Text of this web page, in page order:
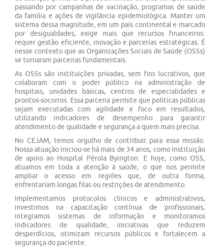
passando por campanhas de vacinação, programas de saúde
da família e ações de vigilância epidemiológica. Manter um
sistema dessa magnitude, em um país continental e marcado
por desigualdades, exige mais que recursos financeiros:
requer gestão eficiente, inovação e parcerias estratégicas. É
nesse contexto que as Organizações Sociais de Saúde (OSSs)
se tornaram parceiras fundamentais.
As OSSs são instituições privadas, sem fins lucrativos, que
colaboram com o poder público na administração de
hospitais, unidades básicas, centros de especialidades e
prontos-socorros. Essa parceria permite que políticas públicas
sejam executadas com agilidade e foco em resultados,
utilizando indicadores de desempenho para garantir
atendimento de qualidade e segurança a quem mais precisa.
No CEJAM, temos orgulho de contribuir para essa missão.
Nossa atuação iniciou-se há mais de 34 anos, como Instituição
de apoio ao Hospital Pérola Byington. E hoje, como OSS,
atuamos em toda a atenção à saúde, o que nos permite
ampliar o acesso em regiões que, de outra forma,
enfrentariam longas filas ou restrições de atendimento.
Implementamos protocolos clínicos e administrativos,
investimos na capacitação contínua de profissionais,
integramos sistemas de informação e monitoramos
indicadores de qualidade, iniciativas que reduzem
desperdícios, otimizam recursos públicos e fortalecem a
segurança do paciente.